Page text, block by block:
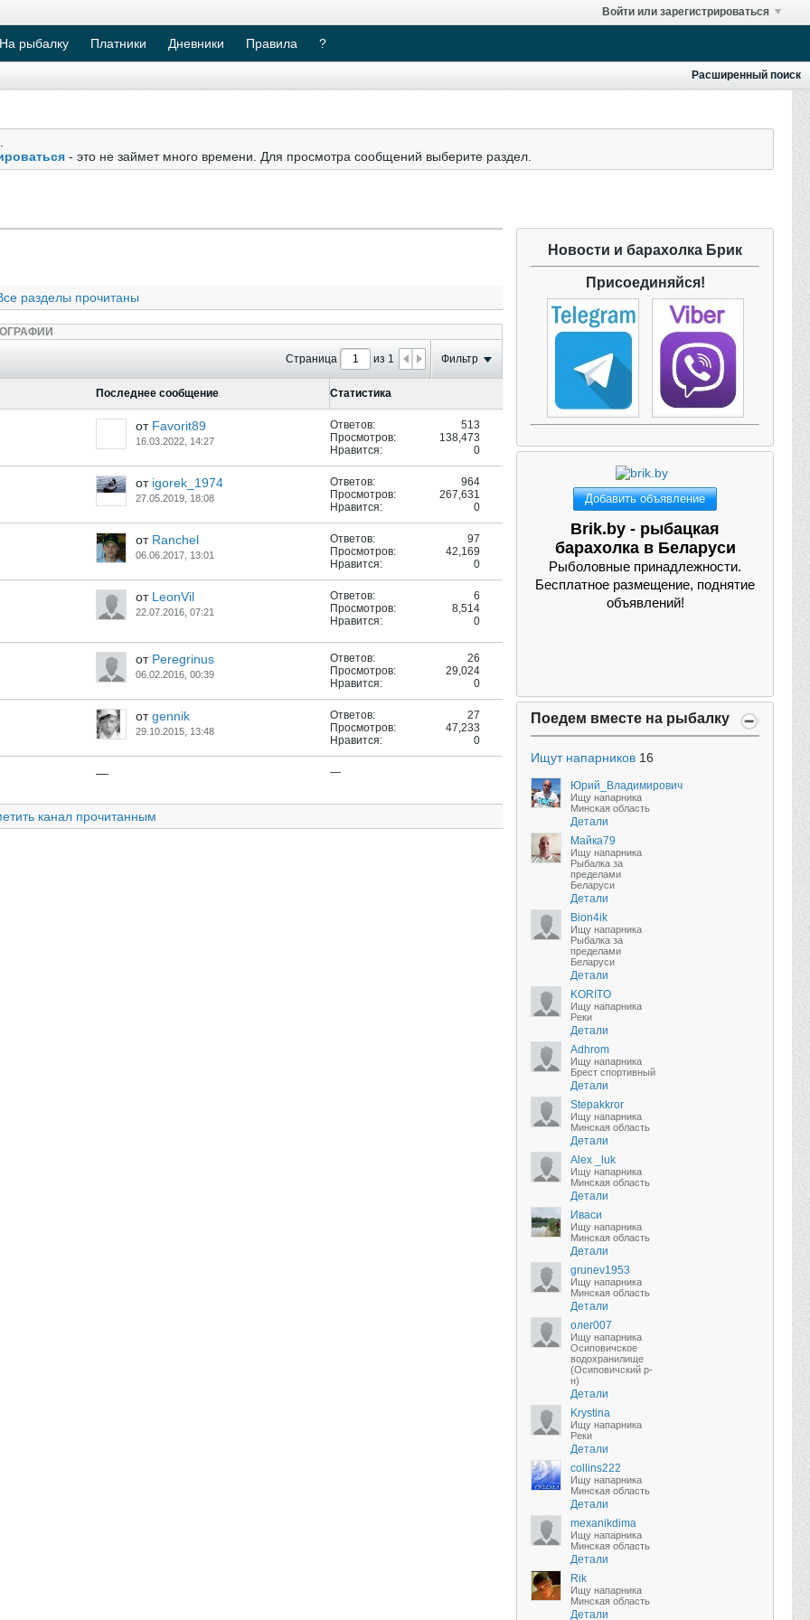
Войти или зарегистрироваться
На рыбалку Платники Дневники Правила ?
Расширенный поиск
- это не займет много времени. Для просмотра сообщений выберите раздел.
разделы прочитаны
Страница из 1 Фильтр
Последнее сообщение Статистика
от Favorit89
16.03.2022, 14:27
Ответов:
513
Просмотров:
138,473
Нравится:
0
от igorek_1974
27.05.2019, 18:08
Ответов:
964
Просмотров:
267,631
Нравится:
0
от Ranchel
06.06.2017, 13:01
Ответов:
97
Просмотров:
42,169
Нравится:
0
от LeonVil
22.07.2016, 07:21
Ответов:
6
Просмотров:
8,514
Нравится:
0
от Peregrinus
06.02.2016, 00:39
Ответов:
26
Просмотров:
29,024
Нравится:
0
отgennik
29.10.2015, 13:48
Ответов:
27
Просмотров:
47,233
Нравится:
0
— —
канал прочитанным
Новости и барахолка Брик
Присоединяйся!
Добавить объявление
Brik.by - рыбацкая
барахолка в Беларуси
Рыболовные принадлежности.
Бесплатное размещение, поднятие
объявлений!
Поедем вместе на рыбалку
Ищут напарников 16
Юрий_Владимирович
Ищу напарника
Минская область
Детали
Майка79
Ищу напарника
Рыбалка за
пределами
Беларуси
Детали
Bion4ik
Ищу напарника
Рыбалка за
пределами
Беларуси
Детали
KORITO
Ищу напарника
Реки
Детали
Adhrom
Ищу напарника
Брест спортивный
Детали
Stepakkror
Ищу напарника
Минская область
Детали
Alex _luk
Ищу напарника
Минская область
Детали
Иваси
Ищу напарника
Минская область
Детали
grunev1953
Ищу напарника
Минская область
Детали
олег007
Ищу напарника
Осиповичское
водохранилище
(Осиповичский р-
н)
Детали
Krystina
Ищу напарника
Реки
Детали
collins222
Ищу напарника
Минская область
Детали
mexanikdima
Ищу напарника
Минская область
Детали
Rik
Ищу напарника
Минская область
Детали